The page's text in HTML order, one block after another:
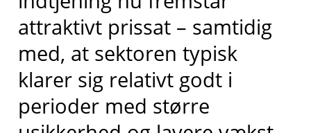
attraktivt prissat – samtidig
med, at sektoren typisk
klarer sig relativt godt i
perioder med større